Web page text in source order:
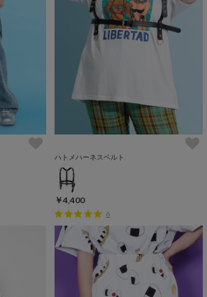
ハトメハーネスベルト
￥4,400
6